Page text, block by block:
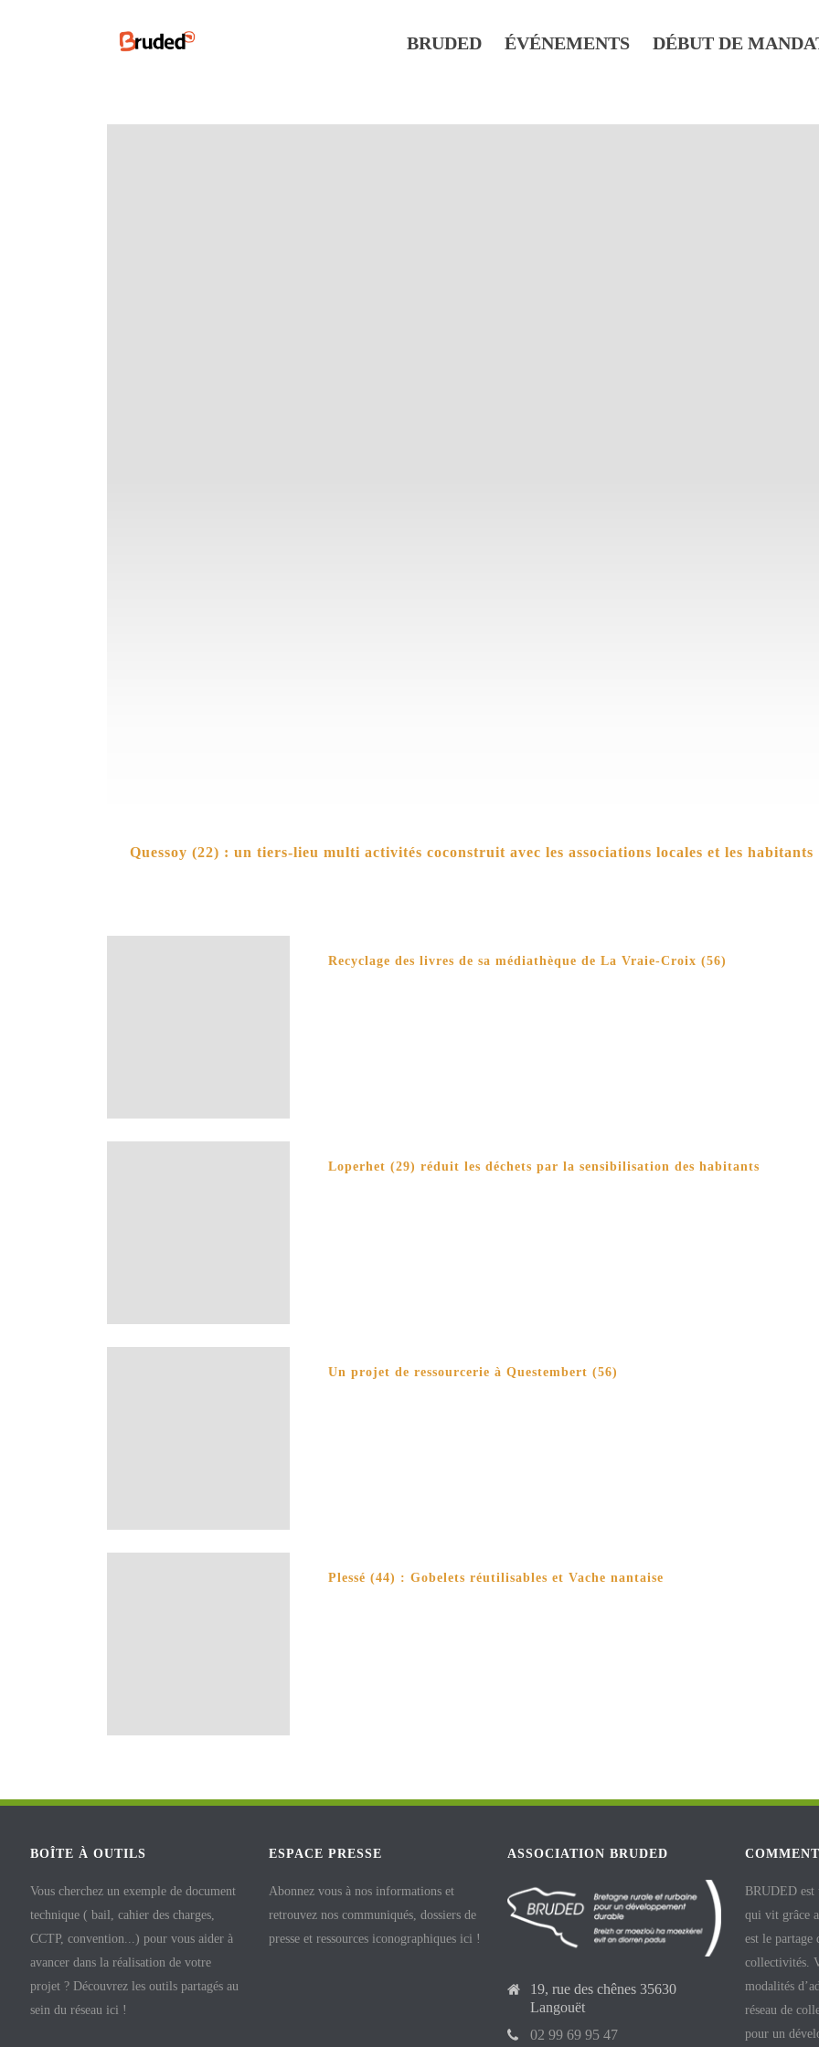
BRUDED ÉVÉNEMENTS DÉBUT DE
Quessoy (22) : un tiers-lieu multi activités coconstruit avec les associations locales et les habitants
Recyclage des livres de sa médiathèque de La Vraie-Croix (56)
Loperhet (29) réduit les déchets par la sensibilisation des habitants
Un projet de ressourcerie à Questembert (56)
Plessé (44) : Gobelets réutilisables et Vache nantaise
BOÎTE À OUTILS
Vous cherchez un exemple de document
technique ( bail, cahier des charges,
CCTP, convention...) pour vous aider à
avancer dans la réalisation de votre
projet ? Découvrez les outils partagés au
sein du réseau ici !
ESPACE PRESSE
Abonnez vous à nos informations et
retrouvez nos communiqués, dossiers de
presse et ressources iconographiques ici !
ASSOCIATION BRUDED
19, rue des chênes 35630
Langouët
02 99 69 95 47
BRUDED est
qui vit grâce
est le partage
collectivités.
modalités
réseau de
pour un